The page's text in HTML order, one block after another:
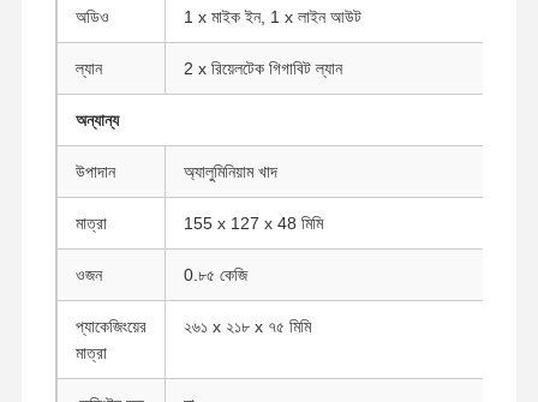
ফায়ারওয়াল মিনি পিসি
ইন্ডাস্ট্রিয়াল মিনি পিসি
1U র্যাকমাউন্ট পিসি
POE মিনি পিসি
এনএএস মিনি পিসি
সেলারন মিনি পিসি
কোর মিনি পিসি
অফিস মিনি পিসি
অডিও 1 x মাইক ইন, 1 x লাইন আউট
ল্যান 2 x রিয়েলটেক গিগাবিট ল্যান
অন্যান্য
উপাদান অ্যালুমিনিয়াম খাদ
মাত্রা 155 x 127 x 48 মিমি
ওজন 0.৮৫ কেজি
প্যাকেজিংয়ের
মাত্রা
২৬১ x ২১৮ x ৭৫ মিমি